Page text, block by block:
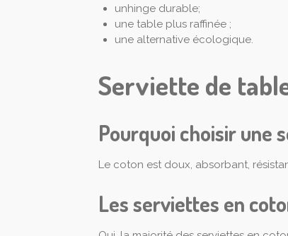
unhinge durable;
une table plus raffinée ;
une alternative écologique.
Serviette de
Pourquoi choisir une
Le coton est doux, absorbant,
Les serviettes en